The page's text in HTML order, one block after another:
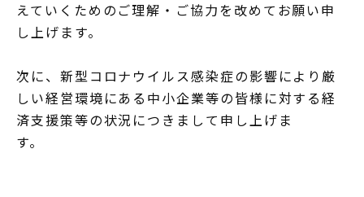
えていくためのご理解・ご協力を改めてお願い申
し上げます。
次に、新型コロナウイルス感染症の影響により厳
しい経営環境にある中小企業等の皆様に対する経
済支援策等の状況につきまして申し上げま
す。